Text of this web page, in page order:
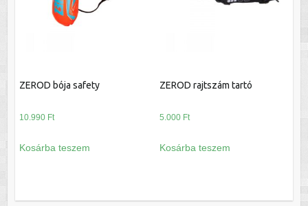
ZEROD bója safety
10.990 Ft
Kosárba teszem
ZEROD rajtszám tartó
5.000 Ft
Kosárba teszem